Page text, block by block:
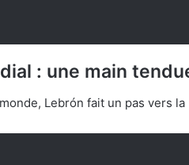
: une main
Lebrón fait un pas vers